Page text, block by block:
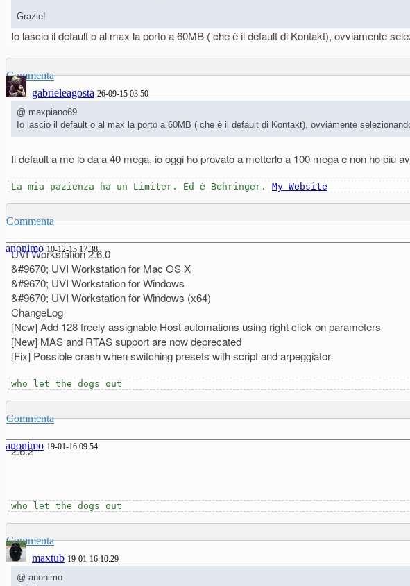
Grazie!
Io lascio il default o al max la porto a 60MB ( che è il default di Kontakt), ovviamente
Commenta
gabrieleagosta 26-09-15 03.50
@ maxpiano69
Io lascio il default o al max la porto a 60MB ( che è il default di Kontakt), ovviamente
Il default a me lo da a 40 mega, io oggi ho provato a metterlo a 100 mega e non ho
La mia pazienza ha un Limiter. Ed è Behringer. My Website
Commenta
anonimo 10-12-15 17.38
UVI Workstation 2.6.0
&#9670; UVI Workstation for Mac OS X
&#9670; UVI Workstation for Windows
&#9670; UVI Workstation for Windows (x64)
ChangeLog
[New] Add 128 freely assignable Host automations using right click on parameters
[New] MAS and RTAS support are now deprecated
[Fix] Possible crash when switching presets with script and arpeggiator
who let the dogs out
Commenta
anonimo 19-01-16 09.54
2.6.2
who let the dogs out
Commenta
maxtub 19-01-16 10.29
@ anonimo